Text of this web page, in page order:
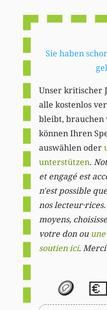
Sie haben
Unser kritischer
alle kostenlos
bleibt,
können Ihren
auswählen oder
unterstützen.
et engagé est
n'est possible
nos
moyens,
votre don ou
soutien ici. Merci
🪙 💶